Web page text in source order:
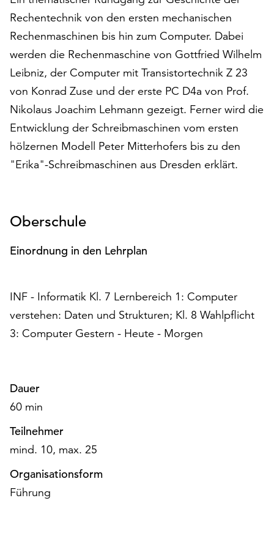
auf
akzeptieren“,
um
alle
zu
akzeptieren.
Sie
können
Ihr
Einverständnis
widerrufen.
steht
Ende
Seite
die
zur
Verfügung.
Cookies
werden
ohne
Ihr
Rechentechnik von den ersten mechanischen
Rechenmaschinen bis hin zum Computer. Dabei
werden die Rechenmaschine von Gottfried Wilhelm
Leibniz, der Computer mit Transistortechnik Z 23
von Konrad Zuse und der erste PC D4a von Prof.
Nikolaus Joachim Lehmann gezeigt. Ferner wird die
Entwicklung der Schreibmaschinen vom ersten
hölzernen Modell Peter Mitterhofers bis zu den
"Erika"-Schreibmaschinen aus Dresden erklärt.
Oberschule
Einordnung in den Lehrplan
INF - Informatik Kl. 7 Lernbereich 1: Computer
verstehen: Daten und Strukturen; Kl. 8 Wahlpflicht
3: Computer Gestern - Heute - Morgen
Dauer
60 min
Teilnehmer
mind. 10, max. 25
Organisationsform
Führung